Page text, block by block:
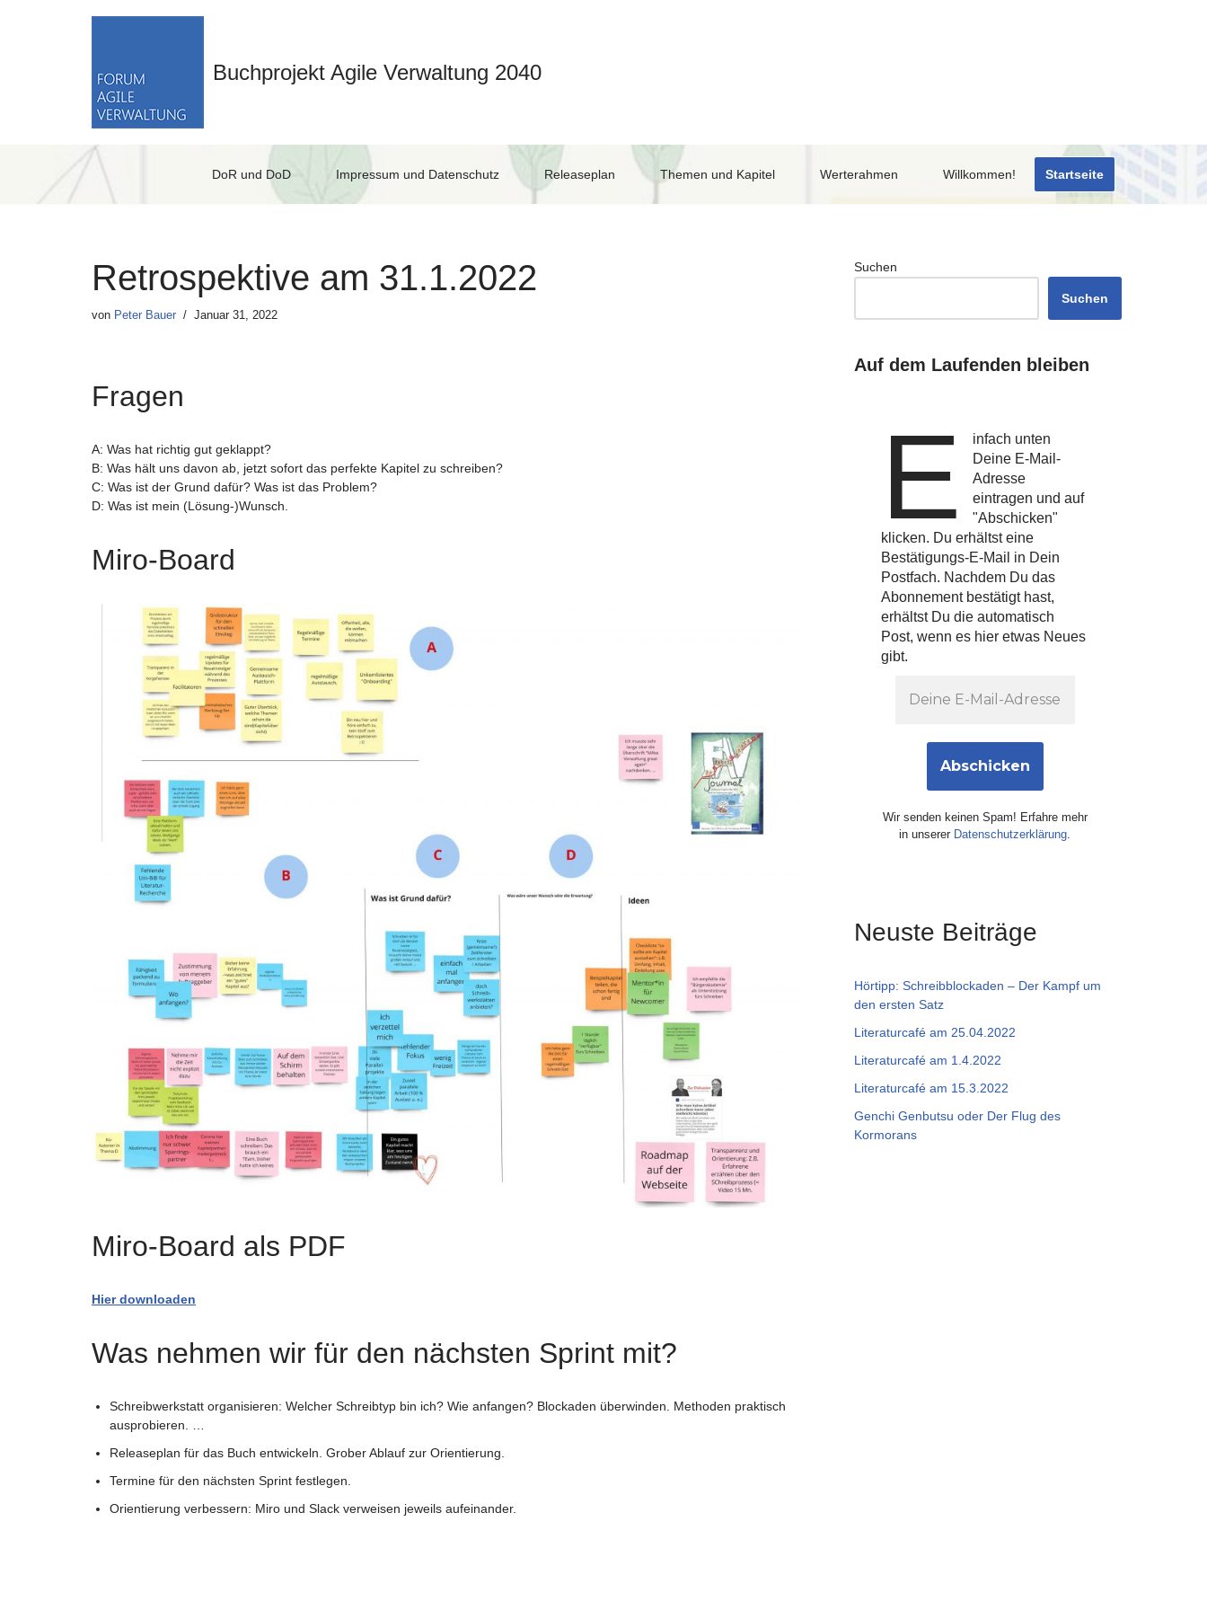
Buchprojekt Agile Verwaltung 2040
DoR und DoD Impressum und Datenschutz Releaseplan Themen und Kapitel Werterahmen Willkommen! Startseite
Retrospektive am 31.1.2022
von Peter Bauer Januar 31, 2022
Fragen
A: Was hat richtig gut geklappt?
B: Was hält uns davon ab, jetzt sofort das perfekte Kapitel zu schreiben?
C: Was ist der Grund dafür? Was ist das Problem?
D: Was ist mein (Lösung-)Wunsch.
Miro-Board
Miro-Board als PDF
Hier downloaden
Was nehmen wir für den nächsten Sprint mit?
Schreibwerkstatt organisieren: Welcher Schreibtyp bin ich? Wie anfangen? Blockaden überwinden. Methoden praktisch
ausprobieren. …
Releaseplan für das Buch entwickeln. Grober Ablauf zur Orientierung.
Termine für den nächsten Sprint festlegen.
Orientierung verbessern: Miro und Slack verweisen jeweils aufeinander.
Suchen
Suchen
Auf dem Laufenden bleiben
E
infach unten
Deine E-Mail-
Adresse
eintragen und auf
"Abschicken"
klicken. Du erhältst eine
Bestätigungs-E-Mail in Dein
Postfach. Nachdem Du das
Abonnement bestätigt hast,
erhältst Du die automatisch
Post, wenn es hier etwas Neues
gibt.
Wir senden keinen Spam! Erfahre mehr
in unserer Datenschutzerklärung.
Neuste Beiträge
Hörtipp: Schreibblockaden – Der Kampf um
den ersten Satz
Literaturcafé am 25.04.2022
Literaturcafé am 1.4.2022
Literaturcafé am 15.3.2022
Genchi Genbutsu oder Der Flug des
Kormorans